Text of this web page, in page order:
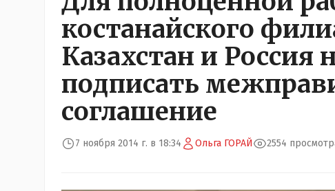
костанайского
Казахстан и Россия
подписать
соглашение
7 ноября 2014 г. в 18:34 Ольга ГОРАЙ 2554